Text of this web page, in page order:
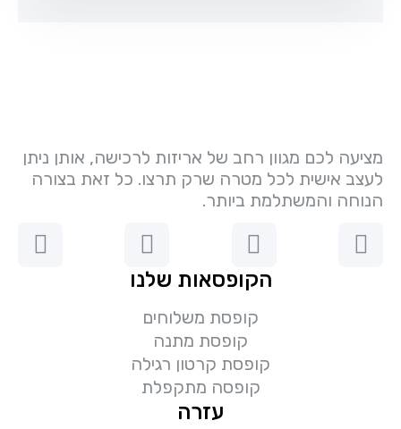
מציעה לכם מגוון רחב של אריזות לרכישה, אותן ניתן
לעצב אישית לכל מטרה שרק תרצו. כל זאת בצורה
הנוחה והמשתלמת ביותר.
הקופסאות שלנו
קופסת משלוחים
קופסת מתנה
קופסת קרטון רגילה
קופסה מתקפלת
עזרה